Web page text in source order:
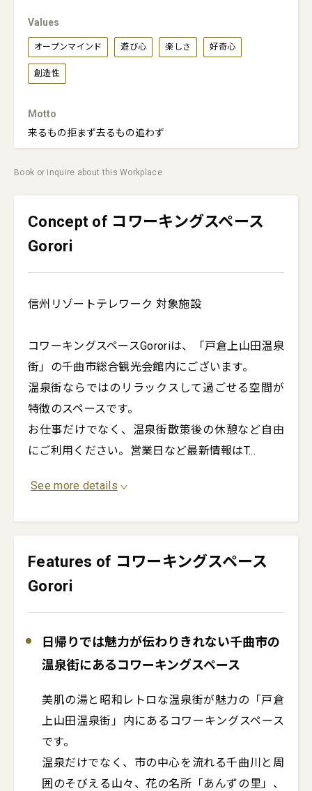
Values
オープンマインド 遊び心 楽しさ 好奇心
創造性
Motto
来るもの拒まず去るもの追わず
Book or inquire about this Workplace
Concept of コワーキングスペース
Gorori
信州リゾートテレワーク 対象施設
コワーキングスペースGororiは、「戸倉上山田温泉
街」の千曲市総合観光会館内にございます。
温泉街ならではのリラックスして過ごせる空間が
特徴のスペースです。
お仕事だけでなく、温泉街散策後の休憩など自由
にご利用ください。営業日など最新情報はT...
See more details
Features of コワーキングスペース
Gorori
日帰りでは魅力が伝わりきれない千曲市の
温泉街にあるコワーキングスペース
美肌の湯と昭和レトロな温泉街が魅力の「戸倉
上山田温泉街」内にあるコワーキングスペース
です。
温泉だけでなく、市の中心を流れる千曲川と周
囲のそびえる山々、花の名所「あんずの里」、